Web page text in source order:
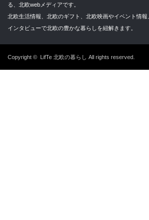
る、北欧webメディアです。
北欧生活情報、北欧のギフト、北欧映画やイベント情
インタビューで北欧の豊かな暮らしを紐解きます。
Copyright © LifTe 北欧の暮らし All rights reserved.